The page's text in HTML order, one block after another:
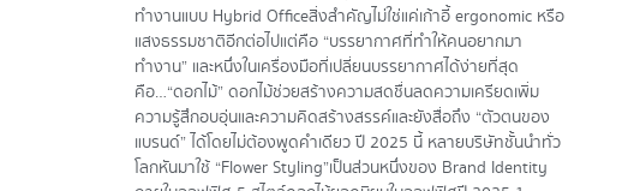
ทำงานแบบ Hybrid Officeสิ่งสำคัญไม่ใช่แค่เก้าอี้ ergonomic หรือ
แสงธรรมชาติอีกต่อไปแต่คือ “บรรยากาศที่ทำให้คนอยากมา
ทำงาน” และหนึ่งในเครื่องมือที่เปลี่ยนบรรยากาศได้ง่ายที่สุด
คือ…“ดอกไม้” ดอกไม้ช่วยสร้างความสดชื่นลดความเครียดเพิ่ม
ความรู้สึกอบอุ่นและความคิดสร้างสรรค์และยังสื่อถึง “ตัวตนของ
แบรนด์” ได้โดยไม่ต้องพูดคำเดียว ปี 2025 นี้ หลายบริษัทชั้นนำทั่ว
โลกหันมาใช้ “Flower Styling”เป็นส่วนหนึ่งของ Brand Identity